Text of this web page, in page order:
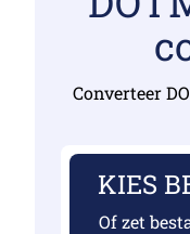
Converteer
KIES
Of zet